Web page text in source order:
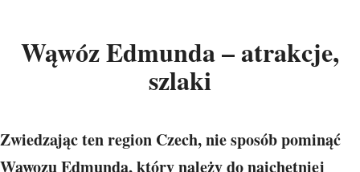
Wąwóz Edmunda – atrakcje,
szlaki
Zwiedzając ten region Czech, nie sposób pominąć
Wąwozu Edmunda, który należy do najchętniej